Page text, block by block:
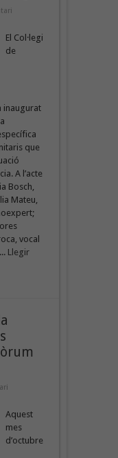
El Col·legi
de
inaugurat
que
A l’acte
Bosch,
Mateu,
vocal
Llegir
Aquest
mes
d’octubre